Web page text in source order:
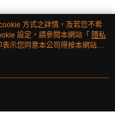
方式之詳情，及若您不希
設定，請參閱本網站「 隱私
示您同意本公司得按本網站使